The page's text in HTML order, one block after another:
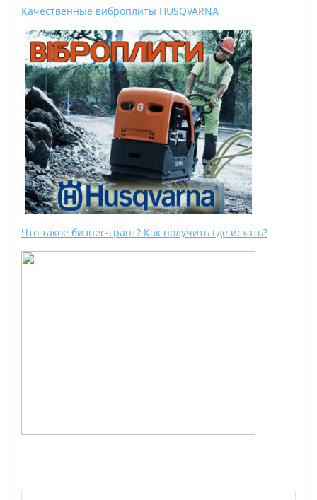
Качественные виброплиты HUSQVARNA
Что такое бизнес-грант? Как получить где искать?